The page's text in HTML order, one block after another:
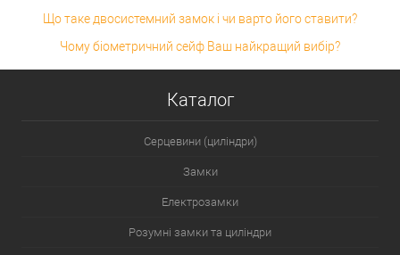
Що таке двосистемний замок і чи варто його ставити?
Чому біометричний сейф Ваш найкращий вибір?
Каталог
Серцевини (циліндри)
Замки
Електрозамки
Розумні замки та циліндри